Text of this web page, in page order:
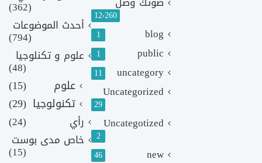
12٬260
blog
1
public
1
uncategory
11
Uncategorized
29
Uncategotized
2
new
46
(362)
أحدث الموضوعات
(794)
علوم و تكنلوجيا
(48)
علوم
(15)
تكنولوجيا (29)
رأي
(24)
خاص مدى بوست
(15)